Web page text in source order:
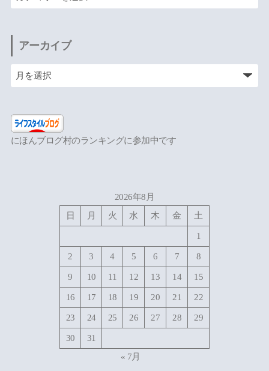
アーカイブ
にほんブログ村のランキングに参加中です
2026年8月
日
月 火 水 木 金 土
1
2 3 4 5 6 7 8
9 10 11 12 13 14 15
16 17 18 19 20 21 22
23 24 25 26 27 28 29
30
31
« 7月